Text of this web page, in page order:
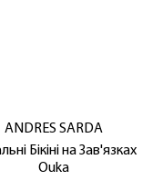
ANDRES SARDA
Бікіні на Зав'язках
Ouka